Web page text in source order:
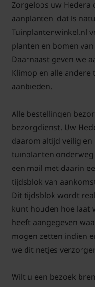
zouden schade aan
via kieren zou de
Klimop is goed te
Veelgestelde
colchica
Krijgt de
Heart' in de
De Kaukasische
klein bloempjes die
bloei kunnen er
zwarte bessen zijn
Is Hedera
bladhoudend:
Hedera colchica
Zorgeloos uw Hedera
aanplanten, dat is
Tuinplantenwinkel.nl
planten en bomen
Daarnaast geven we
Klimop en alle
aanbieden.
Alle bestellingen
bezorgdienst. Uw
daarom altijd veilig
tuinplanten
een mail met daarin
tijdsblok van
Dit tijdsblok wordt
kunt houden hoe laat
heeft aangegeven
mogen zetten indien
we dit netjes
Wilt u een bezoek